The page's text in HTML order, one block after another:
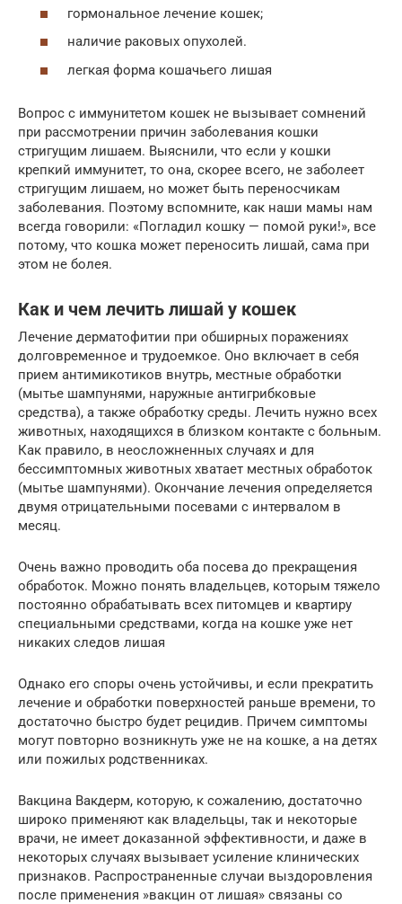
гормональное лечение кошек;
наличие раковых опухолей.
легкая форма кошачьего лишая
Вопрос с иммунитетом кошек не вызывает сомнений
при рассмотрении причин заболевания кошки
стригущим лишаем. Выяснили, что если у кошки
крепкий иммунитет, то она, скорее всего, не заболеет
стригущим лишаем, но может быть переносчикам
заболевания. Поэтому вспомните, как наши мамы нам
всегда говорили: «Погладил кошку — помой руки!», все
потому, что кошка может переносить лишай, сама при
этом не болея.
Как и чем лечить лишай у кошек
Лечение дерматофитии при обширных поражениях
долговременное и трудоемкое. Оно включает в себя
прием антимикотиков внутрь, местные обработки
(мытье шампунями, наружные антигрибковые
средства), а также обработку среды. Лечить нужно всех
животных, находящихся в близком контакте с больным.
Как правило, в неосложненных случаях и для
бессимптомных животных хватает местных обработок
(мытье шампунями). Окончание лечения определяется
двумя отрицательными посевами с интервалом в
месяц.
Очень важно проводить оба посева до прекращения
обработок. Можно понять владельцев, которым тяжело
постоянно обрабатывать всех питомцев и квартиру
специальными средствами, когда на кошке уже нет
никаких следов лишая
Однако его споры очень устойчивы, и если прекратить
лечение и обработки поверхностей раньше времени, то
достаточно быстро будет рецидив. Причем симптомы
могут повторно возникнуть уже не на кошке, а на детях
или пожилых родственниках.
Вакцина Вакдерм, которую, к сожалению, достаточно
широко применяют как владельцы, так и некоторые
врачи, не имеет доказанной эффективности, и даже в
некоторых случаях вызывает усиление клинических
признаков. Распространенные случаи выздоровления
после применения »вакцин от лишая» связаны со